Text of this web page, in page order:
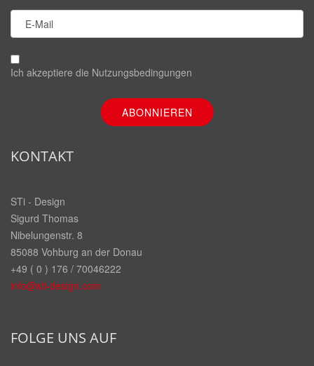
Ich akzeptiere die Nutzungsbedingungen
KONTAKT
STi - Design
Sigurd Thomas
Nibelungenstr. 8
85088 Vohburg an der Donau
+49 ( 0 ) 176 / 70046222
info@sti-design.com
FOLGE UNS AUF